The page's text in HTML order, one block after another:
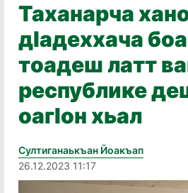
Таханарча
дӀадеххача
тоадеш латт
республике
оагӀон хьал
Султиганаькъан Йоакъап
26.12.2023 11:17